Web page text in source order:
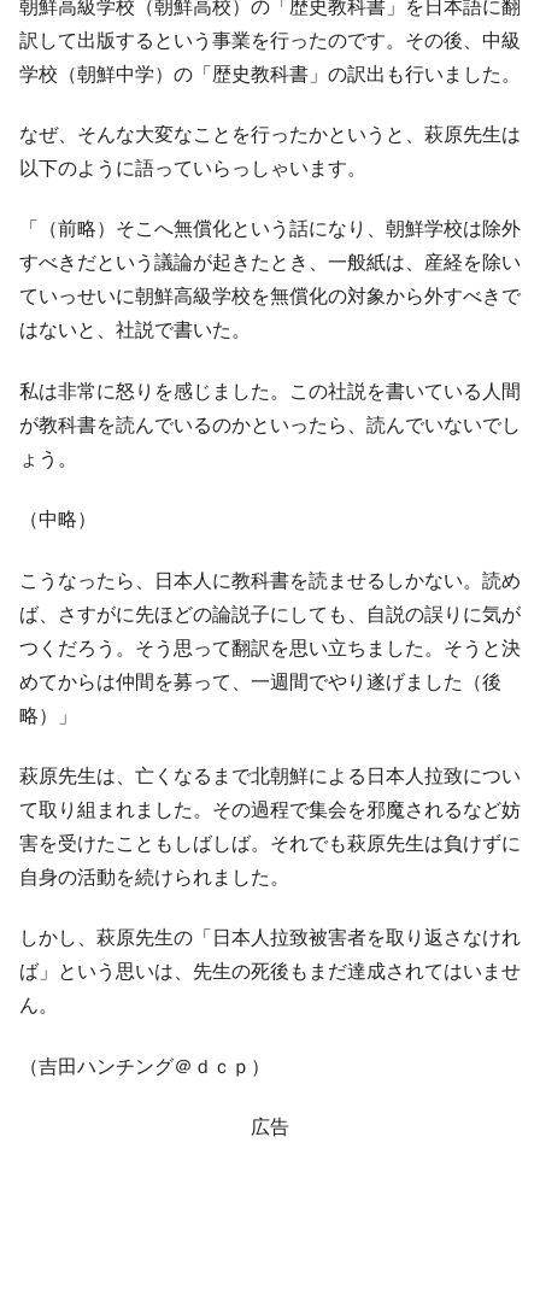
朝鮮高級学校（朝鮮高校）の「歴史教科書」を日本語に翻
訳して出版するという事業を行ったのです。その後、中級
学校（朝鮮中学）の「歴史教科書」の訳出も行いました。
なぜ、そんな大変なことを行ったかというと、萩原先生は
以下のように語っていらっしゃいます。
「（前略）そこへ無償化という話になり、朝鮮学校は除外
すべきだという議論が起きたとき、一般紙は、産経を除い
ていっせいに朝鮮高級学校を無償化の対象から外すべきで
はないと、社説で書いた。
私は非常に怒りを感じました。この社説を書いている人間
が教科書を読んでいるのかといったら、読んでいないでし
ょう。
（中略）
こうなったら、日本人に教科書を読ませるしかない。読め
ば、さすがに先ほどの論説子にしても、自説の誤りに気が
つくだろう。そう思って翻訳を思い立ちました。そうと決
めてからは仲間を募って、一週間でやり遂げました（後
略）」
萩原先生は、亡くなるまで北朝鮮による日本人拉致につい
て取り組まれました。その過程で集会を邪魔されるなど妨
害を受けたこともしばしば。それでも萩原先生は負けずに
自身の活動を続けられました。
しかし、萩原先生の「日本人拉致被害者を取り返さなけれ
ば」という思いは、先生の死後もまだ達成されてはいませ
ん。
（吉田ハンチング＠ｄｃｐ）
広告